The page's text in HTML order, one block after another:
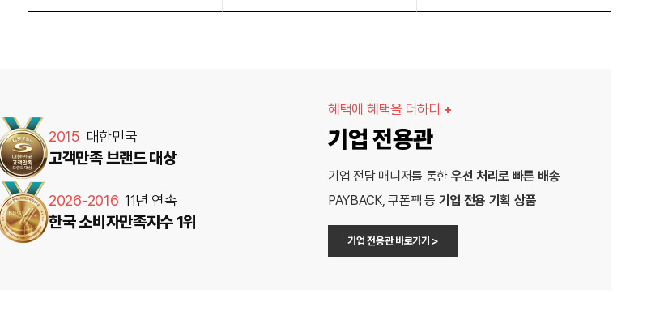
2015 대한민국
고객만족 브랜드 대상
2026-2016 11년 연속
한국 소비자만족지수 1위
혜택에 혜택을 더하다 +
기업 전용관
기업 전담 매니저를 통한 우선 처리로 빠른 배송
PAYBACK, 쿠폰팩 등 기업 전용 기획 상품
기업 전용관 바로가기 >